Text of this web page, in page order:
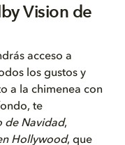
Vision de
acceso a
los gustos y
a la chimenea con
te
de Navidad,
Hollywood, que